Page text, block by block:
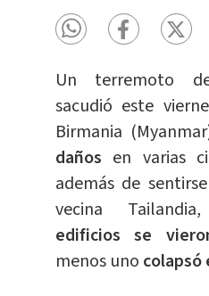
Un terremoto
sacudió este
Birmania
daños en varias
además de
vecina
edificios se
menos uno colapsó